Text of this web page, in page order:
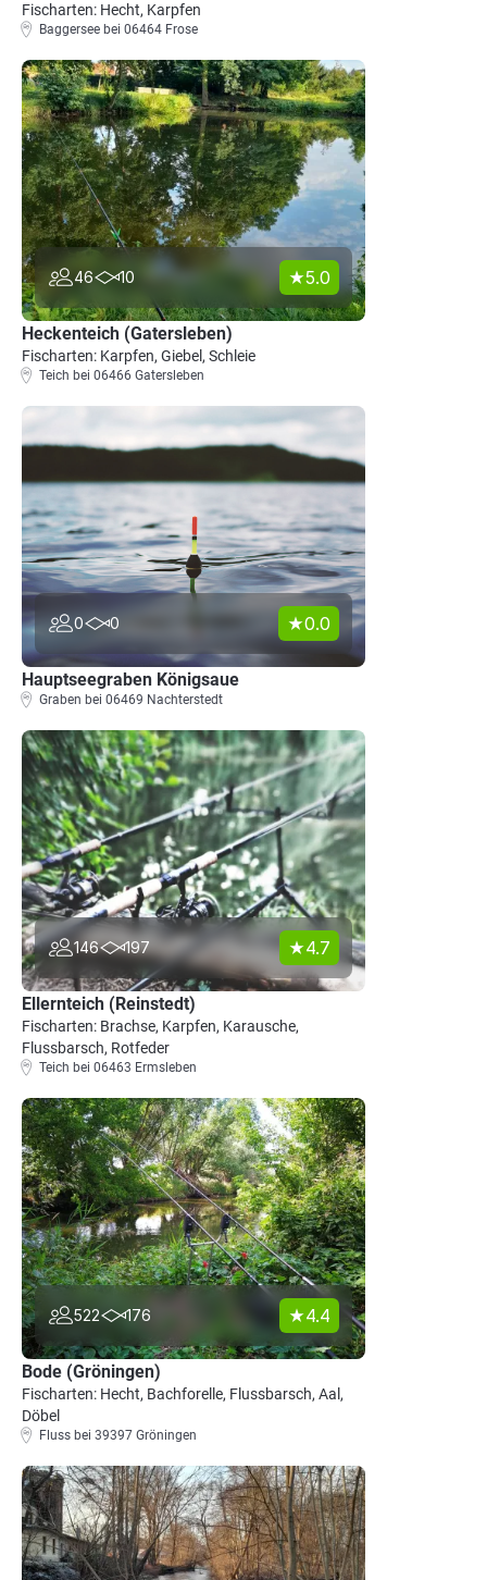
Fischarten: Hecht, Karpfen
Baggersee bei 06464 Frose
46 10 5.0
Heckenteich (Gatersleben)
Fischarten: Karpfen, Giebel, Schleie
Teich bei 06466 Gatersleben
0 0 0.0
Hauptseegraben Königsaue
Graben bei 06469 Nachterstedt
146 197 4.7
Ellernteich (Reinstedt)
Fischarten: Brachse, Karpfen, Karausche,
Flussbarsch, Rotfeder
Teich bei 06463 Ermsleben
522 176 4.4
Bode (Gröningen)
Fischarten: Hecht, Bachforelle, Flussbarsch, Aal,
Döbel
Fluss bei 39397 Gröningen